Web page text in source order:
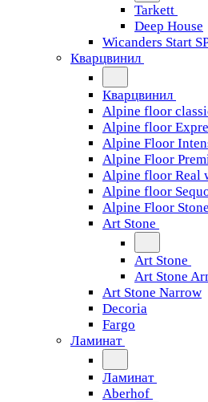
Tarkett
Deep House
Wicanders Start
Кварцвинил
Кварцвинил
Alpine floor
Alpine floor
Alpine Floor
Alpine Floor
Alpine floor Real
Alpine floor
Alpine Floor Stone
Art Stone
Art Stone
Art Stone
Art Stone Narrow
Decoria
Fargo
Ламинат
Ламинат
Aberhof